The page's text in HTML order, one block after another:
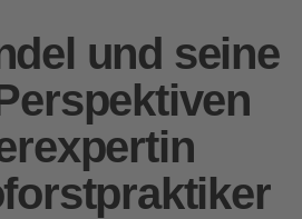
und seine